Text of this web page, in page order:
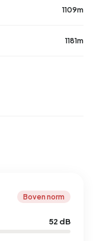
1109m
1181m
Boven norm
52 dB